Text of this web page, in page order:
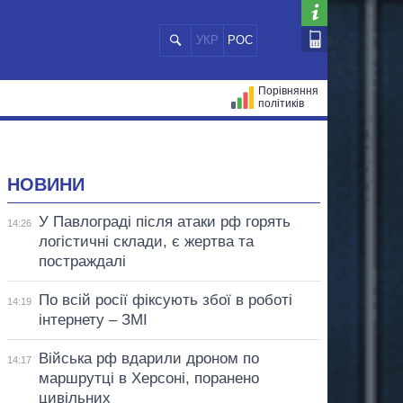
УКР РОС
Порівняння
політиків
НОВИНИ
14:26
У Павлограді після атаки рф горять
логістичні склади, є жертва та
постраждалі
14:19
По всій росії фіксують збої в роботі
інтернету – ЗМІ
14:17
Війська рф вдарили дроном по
маршрутці в Херсоні, поранено
цивільних